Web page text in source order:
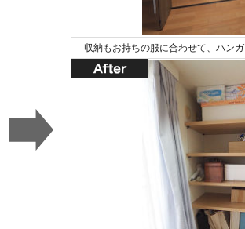
収納もお持ちの服に合わせて、ハン